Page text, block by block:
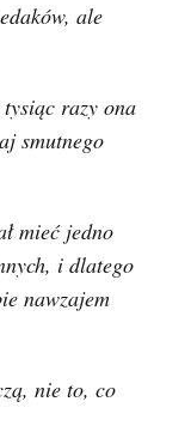
ale
razy ona
smutnego
mieć jedno
i dlatego
nawzajem
nie to, co